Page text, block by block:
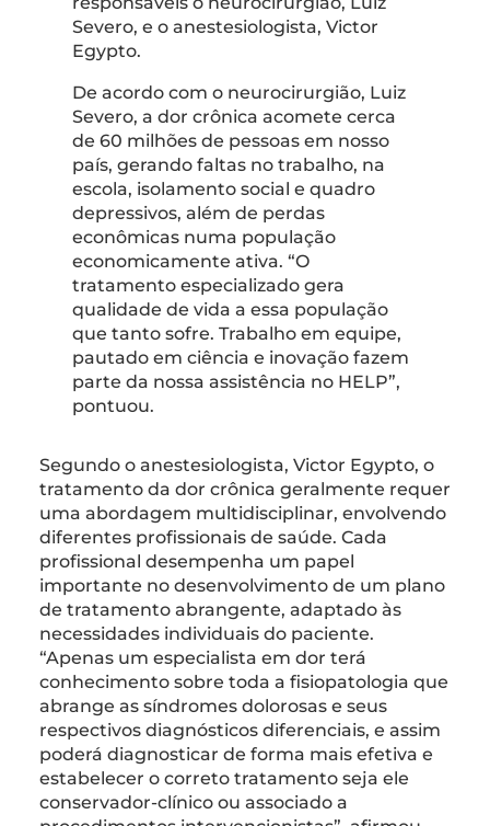
Severo, e o anestesiologista, Victor
Egypto.
De acordo com o neurocirurgião, Luiz
Severo, a dor crônica acomete cerca
de 60 milhões de pessoas em nosso
país, gerando faltas no trabalho, na
escola, isolamento social e quadro
depressivos, além de perdas
econômicas numa população
economicamente ativa. “O
tratamento especializado gera
qualidade de vida a essa população
que tanto sofre. Trabalho em equipe,
pautado em ciência e inovação fazem
parte da nossa assistência no HELP”,
pontuou.
Segundo o anestesiologista, Victor Egypto, o
tratamento da dor crônica geralmente requer
uma abordagem multidisciplinar, envolvendo
diferentes profissionais de saúde. Cada
profissional desempenha um papel
importante no desenvolvimento de um plano
de tratamento abrangente, adaptado às
necessidades individuais do paciente.
“Apenas um especialista em dor terá
conhecimento sobre toda a fisiopatologia que
abrange as síndromes dolorosas e seus
respectivos diagnósticos diferenciais, e assim
poderá diagnosticar de forma mais efetiva e
estabelecer o correto tratamento seja ele
conservador-clínico ou associado a